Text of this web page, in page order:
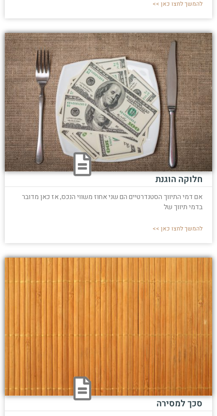
להמשך לחצו כאן >>
חלוקה הוגנת
אם דמי התיווך הסטנדרטיים הם שני אחוז משווי הנכס, אז כאן מדובר
בדמי תיווך של
להמשך לחצו כאן >>
סכך למסירה